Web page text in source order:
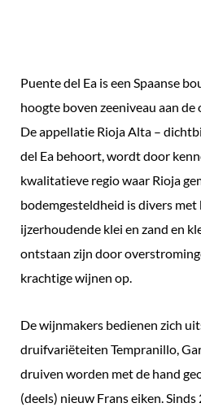
Puente del Ea is een Spaanse
hoogte boven zeeniveau aan de
De appellatie Rioja Alta –
del Ea behoort, wordt door
kwalitatieve regio waar Rioja
bodemgesteldheid is divers met
ijzerhoudende klei en zand en
ontstaan zijn door
krachtige wijnen op.
De wijnmakers bedienen zich
druifvariëteiten Tempranillo,
druiven worden met de hand
(deels) nieuw Frans eiken.